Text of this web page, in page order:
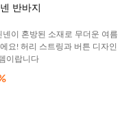
반바지
이 혼방된 소재로 무더운 여름
요! 허리 스트링과 버튼 디자인
이랍니다